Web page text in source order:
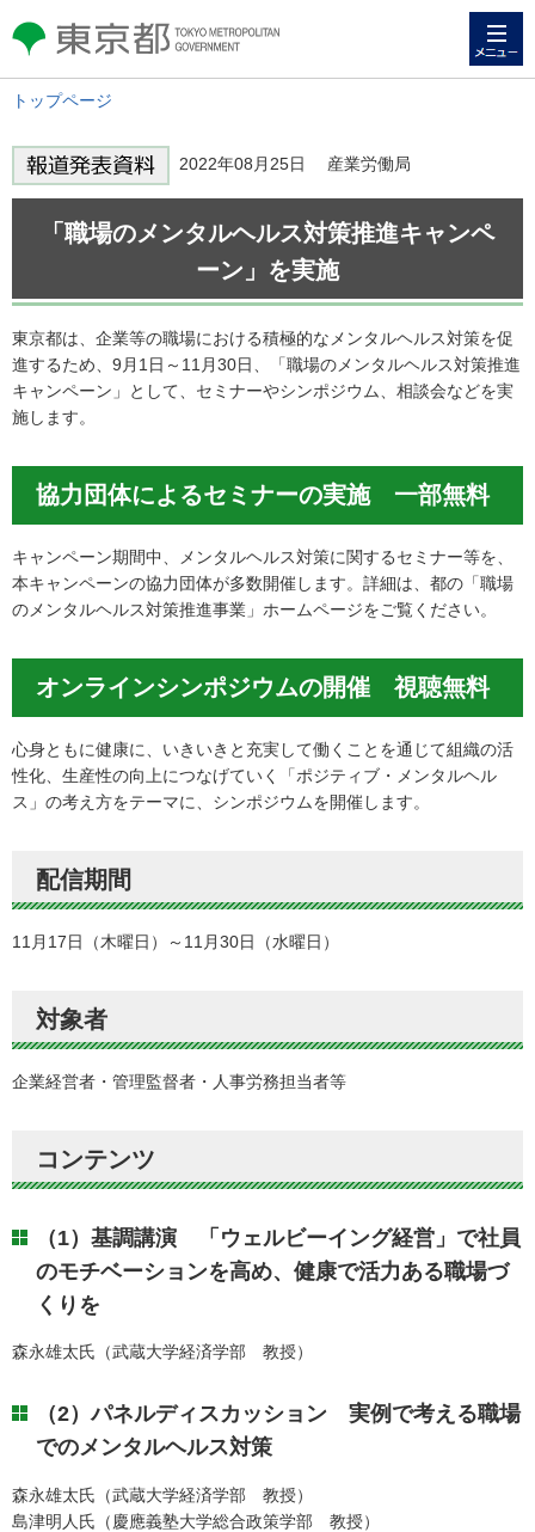
東京都 TOKYO METROPOLITAN
GOVERNMENT
トップページ
2022年08月25日 産業労働局
「職場のメンタルヘルス対策推進キャンペ
ーン」を実施
東京都は、企業等の職場における積極的なメンタルヘルス対策を促
進するため、9月1日～11月30日、「職場のメンタルヘルス対策推進
キャンペーン」として、セミナーやシンポジウム、相談会などを実
施します。
協力団体によるセミナーの実施 一部無料
キャンペーン期間中、メンタルヘルス対策に関するセミナー等を、
本キャンペーンの協力団体が多数開催します。詳細は、都の「職場
のメンタルヘルス対策推進事業」ホームページをご覧ください。
オンラインシンポジウムの開催 視聴無料
心身ともに健康に、いきいきと充実して働くことを通じて組織の活
性化、生産性の向上につなげていく「ポジティブ・メンタルヘル
ス」の考え方をテーマに、シンポジウムを開催します。
配信期間
11月17日（木曜日）～11月30日（水曜日）
対象者
企業経営者・管理監督者・人事労務担当者等
コンテンツ
（1）基調講演 「ウェルビーイング経営」で社員
のモチベーションを高め、健康で活力ある職場づ
くりを
森永雄太氏（武蔵大学経済学部 教授）
（2）パネルディスカッション 実例で考える職場
でのメンタルヘルス対策
森永雄太氏（武蔵大学経済学部 教授）
島津明人氏（慶應義塾大学総合政策学部 教授）